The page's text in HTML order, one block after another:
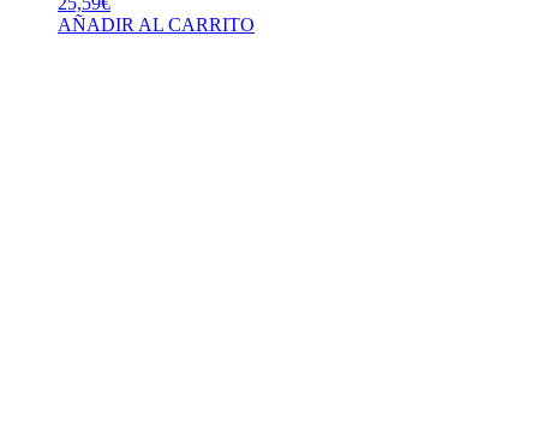
AÑADIR AL CARRITO